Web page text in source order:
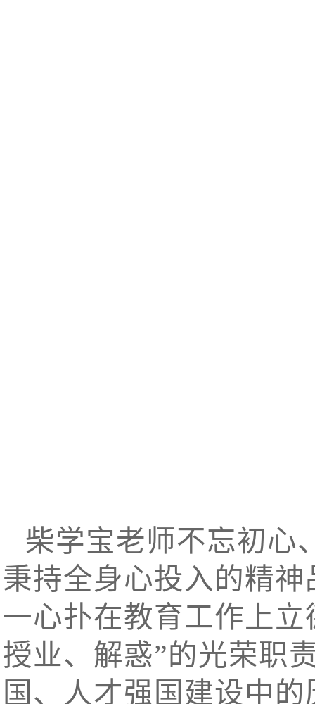
柴学宝老师不忘初心
秉持全身心投入的精
一心扑在教育工作上
授业、解惑”的光荣职
国、人才强国建设中